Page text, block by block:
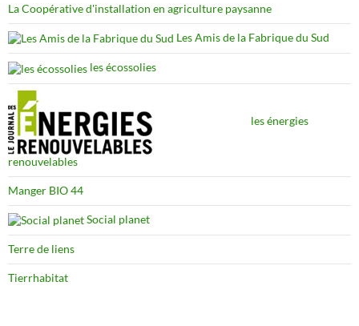
La Coopérative d'installation en agriculture paysanne
Les Amis de la Fabrique du Sud
les écossolies
les énergies
renouvelables
Manger BIO 44
Social planet
Terre de liens
Tierrhabitat